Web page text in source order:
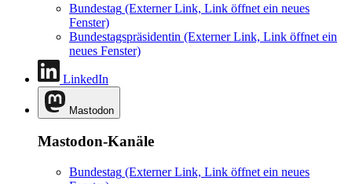
Bundestag (Externer Link, Link öffnet ein neues
Fenster)
Bundestagspräsidentin (Externer Link, Link öffnet ein
neues Fenster)
LinkedIn
Mastodon
Mastodon-Kanäle
Bundestag (Externer Link, Link öffnet ein neues